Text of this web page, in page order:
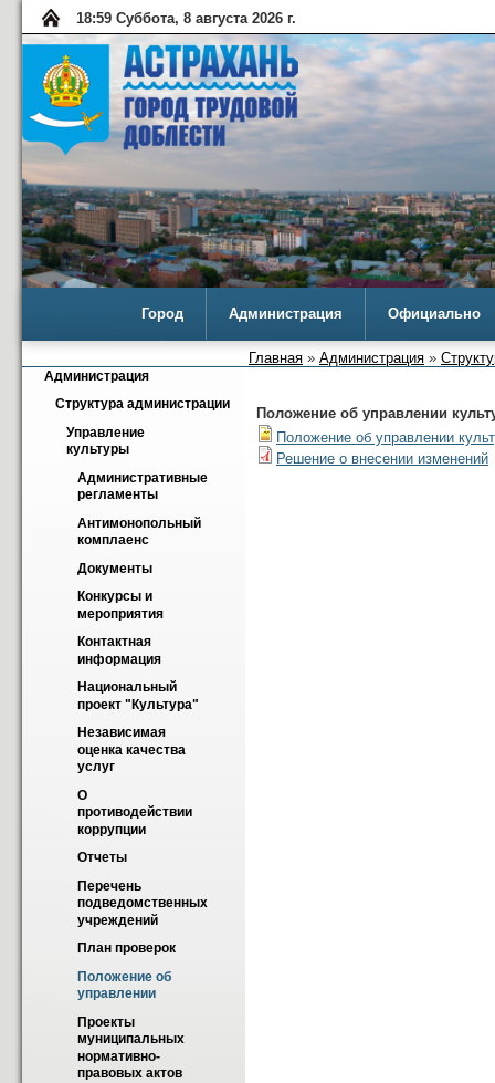
18:59 Суббота, 8 августа 2026 г.
Город Администрация Официально
Главная » Администрация »
Администрация
Структура администрации
Управление
культуры
Административные
регламенты
Антимонопольный
комплаенс
Документы
Конкурсы и
мероприятия
Контактная
информация
Национальный
проект "Культура"
Независимая
оценка качества
услуг
О
противодействии
коррупции
Отчеты
Перечень
подведомственных
учреждений
План проверок
Положение об
управлении
Проекты
муниципальных
нормативно-
правовых актов
Положение об управлении
Положение об управлении
Решение о внесении изменений